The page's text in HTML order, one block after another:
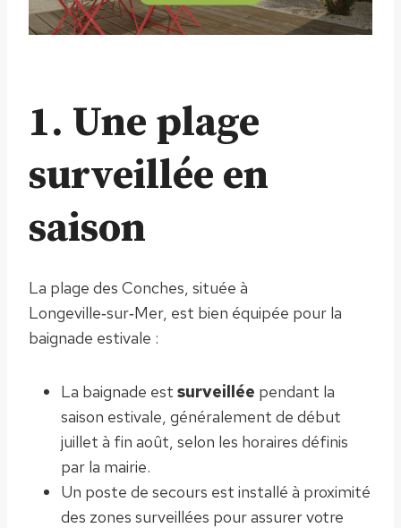
1. Une plage
surveillée en
saison
La plage des Conches, située à
Longeville‑sur‑Mer, est bien équipée pour la
baignade estivale :
La baignade est surveillée pendant la
saison estivale, généralement de début
juillet à fin août, selon les horaires définis
par la mairie.
Un poste de secours est installé à proximité
des zones surveillées pour assurer votre